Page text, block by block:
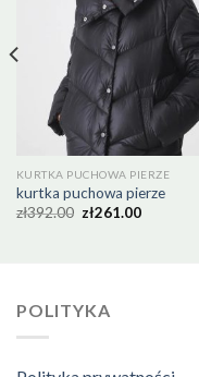
KURTKA PUCHOWA PIERZE
kurtka puchowa pierze
zł392.00 zł261.00
POLITYKA